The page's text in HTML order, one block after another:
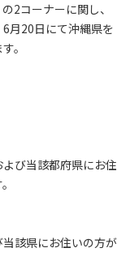
2コーナーに関し、
月20日にて沖縄県を
。
び当該都府県にお住
該県にお住いの方が